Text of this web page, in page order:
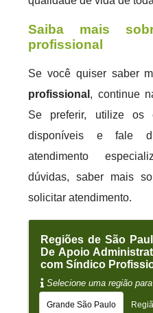
Saiba mais
profissional
Se você quiser saber
profissional , continue
Se preferir, utilize os
disponíveis e fale
atendimento
dúvidas, saber mais
solicitar atendimento.
Regiões de São
De Apoio
com Síndico
Selecione uma região
Grande São Paulo